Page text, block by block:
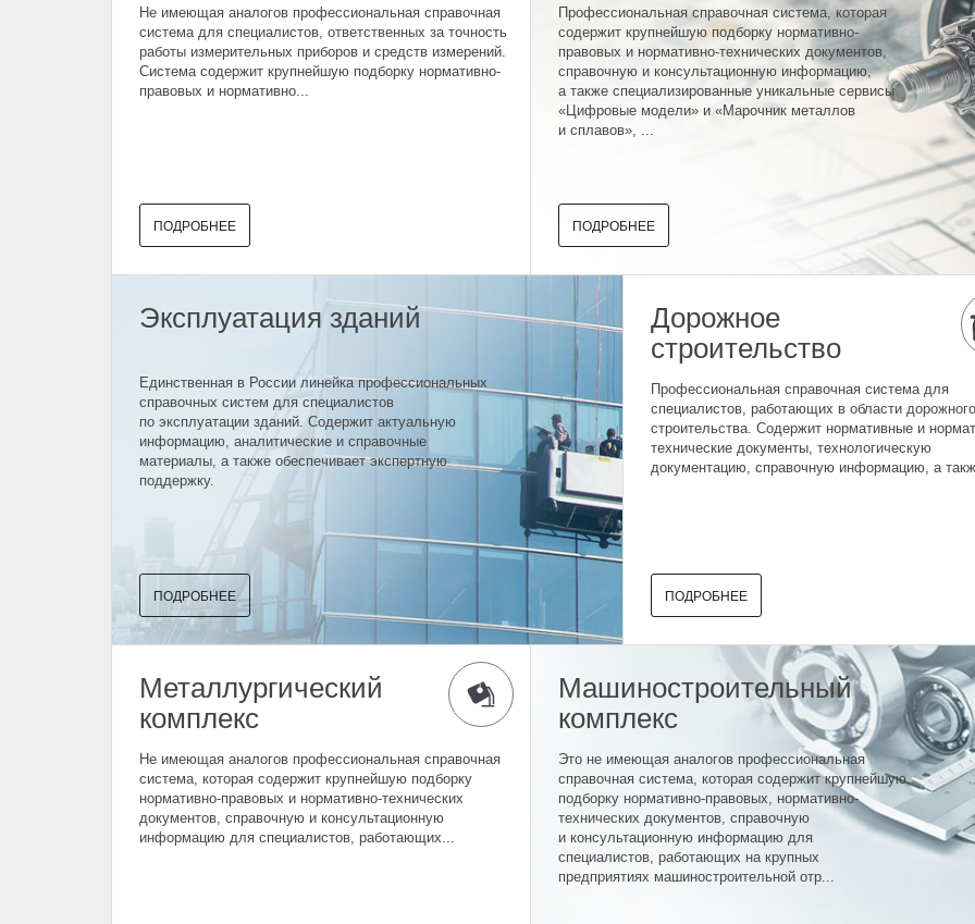
Не имеющая аналогов профессиональная справочная
система для специалистов, ответственных за точность
работы измерительных приборов и средств измерений.
Система содержит крупнейшую подборку нормативно-
правовых и нормативно...
ПОДРОБНЕЕ
Профессиональная справочная система, которая
содержит крупнейшую подборку нормативно-
правовых и нормативно-технических документов,
справочную и консультационную информацию,
а также специализированные уникальные сервисы
«Цифровые модели» и «Марочник металлов
и сплавов», ...
ПОДРОБНЕЕ
Эксплуатация зданий
Единственная в России линейка профессиональных
справочных систем для специалистов
по эксплуатации зданий. Содержит актуальную
информацию, аналитические и справочные
материалы, а также обеспечивает экспертную
поддержку.
ПОДРОБНЕЕ
Дорожное
строительство
Профессиональная справочная система для
специалистов, работающих в области
строительства. Содержит нормативные и
технические документы, технологическую
документацию, справочную информацию, а
ПОДРОБНЕЕ
Металлургический
комплекс
Не имеющая аналогов профессиональная справочная
система, которая содержит крупнейшую подборку
нормативно-правовых и нормативно-технических
документов, справочную и консультационную
информацию для специалистов, работающих...
Машиностроительный
комплекс
Это не имеющая аналогов профессиональная
справочная система, которая содержит крупнейшую
подборку нормативно-правовых, нормативно-
технических документов, справочную
и консультационную информацию для
специалистов, работающих на крупных
предприятиях машиностроительной отр...